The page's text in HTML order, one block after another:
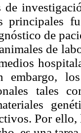
de
principales
de
de
tales
Por